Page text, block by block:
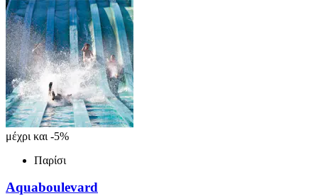
μέχρι και -5%
Παρίσι
Aquaboulevard